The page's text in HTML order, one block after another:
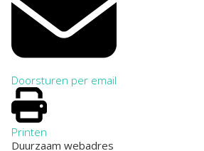
Doorsturen per email
Printen
Duurzaam webadres